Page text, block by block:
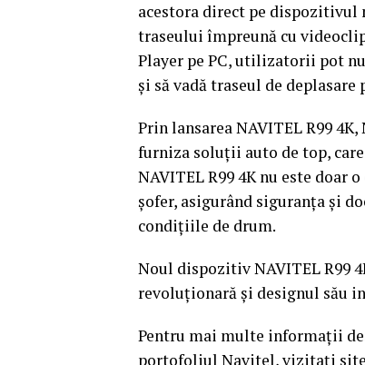
acestora direct pe dispozitivul
traseului împreună cu
Player pe PC, utilizatorii pot
și să vadă traseul de deplasare
Prin lansarea NAVITEL R99
furniza soluții auto de top,
NAVITEL R99 4K nu este doar
șofer, asigurând siguranța și
condițiile de drum.
Noul dispozitiv NAVITEL R99
revoluționară și designul său
Pentru mai multe informații
portofoliul Navitel, vizitați